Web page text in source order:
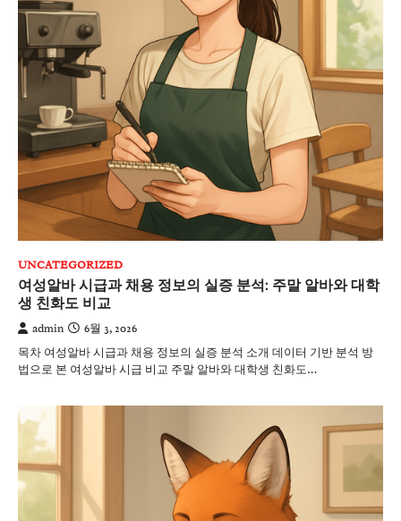
UNCATEGORIZED
여성알바 시급과 채용 정보의 실증 분석: 주말 알바와 대학
생 친화도 비교
admin
6월 3, 2026
목차 여성알바 시급과 채용 정보의 실증 분석 소개 데이터 기반 분석 방
법으로 본 여성알바 시급 비교 주말 알바와 대학생 친화도…